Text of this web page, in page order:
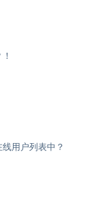
用户列表中？